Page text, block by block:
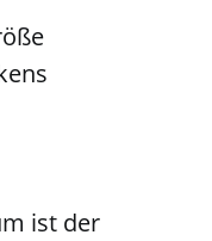
ist der